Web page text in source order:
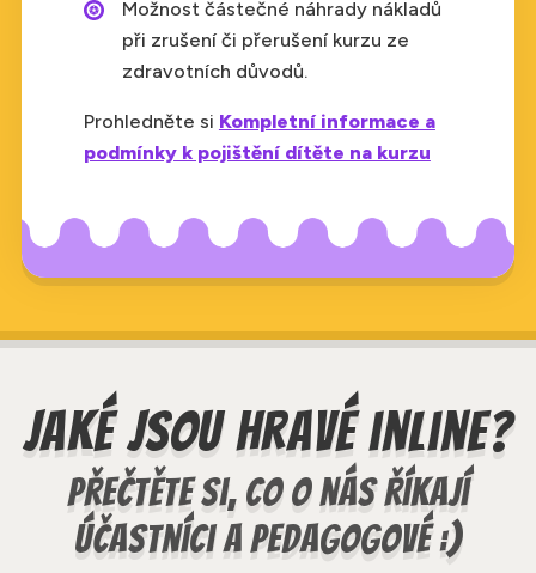
Možnost částečné náhrady nákladů
při zrušení či přerušení kurzu ze
zdravotních důvodů.
Prohledněte si Kompletní informace a
podmínky k pojištění dítěte na kurzu
Jaké jsou Hravé inline?
přečtěte si, co o nás říkají
účastníci a pedagogové :)